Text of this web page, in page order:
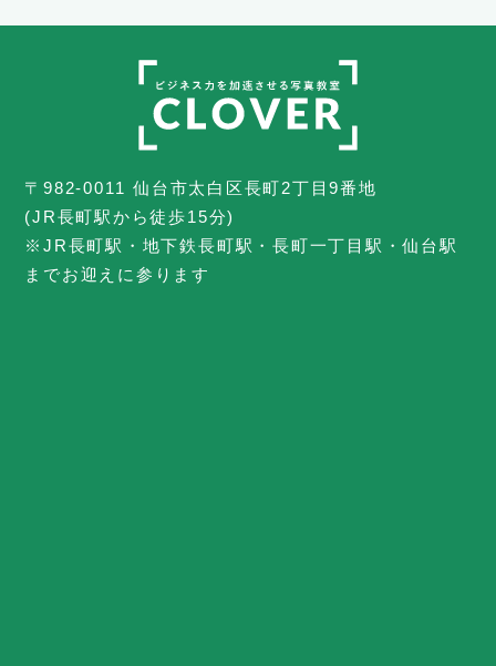
〒982-0011 仙台市太白区長町2丁目9番地
(JR長町駅から徒歩15分)
※JR長町駅・地下鉄長町駅・長町一丁目駅・仙台駅
までお迎えに参ります